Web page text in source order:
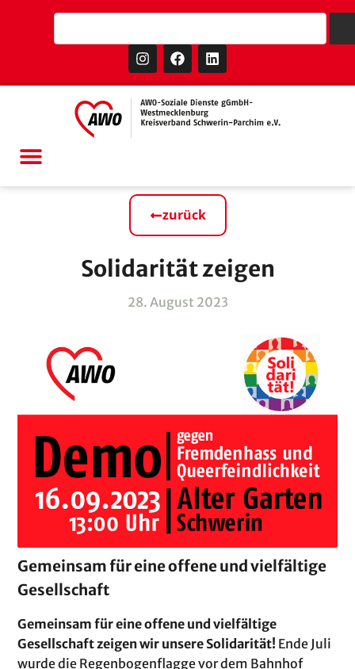
zurück
Solidarität zeigen
28. August 2023
Gemeinsam für eine offene und vielfältige
Gesellschaft
Gemeinsam für eine offene und vielfältige
Gesellschaft zeigen wir unsere Solidarität! Ende Juli
wurde die Regenbogenflagge vor dem Bahnhof